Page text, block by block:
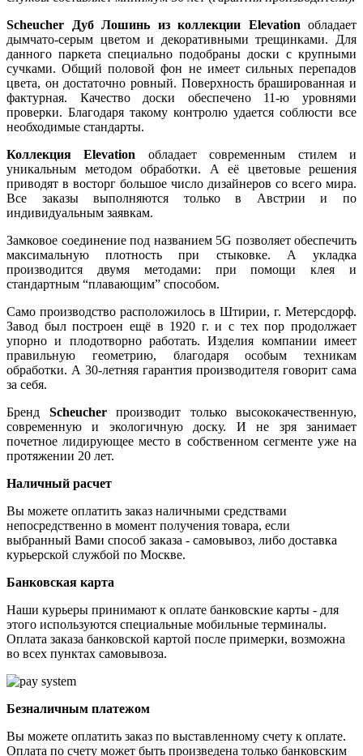
Scheucher Дуб Лошинь из коллекции Elevation обладает
дымчато-серым цветом и декоративными трещинками. Для
данного паркета специально подобраны доски с крупными
сучками. Общий половой фон не имеет сильных перепадов
цвета, он достаточно ровный. Поверхность брашированная и
фактурная. Качество доски обеспечено 11-ю уровнями
проверки. Благодаря такому контролю удается соблюсти все
необходимые стандарты.
Коллекция Elevation обладает современным стилем и
уникальным методом обработки. А её цветовые решения
приводят в восторг большое число дизайнеров со всего мира.
Все заказы выполняются только в Австрии и по
индивидуальным заявкам.
Замковое соединение под названием 5G позволяет обеспечить
максимальную плотность при стыковке. А укладка
производится двумя методами: при помощи клея и
стандартным “плавающим” способом.
Само производство расположилось в Штирии, г. Метерсдорф.
Завод был построен ещё в 1920 г. и с тех пор продолжает
упорно и плодотворно работать. Изделия компании имеет
правильную геометрию, благодаря особым техникам
обработки. А 30-летняя гарантия производителя говорит сама
за себя.
Бренд Scheucherпроизводит только высококачественную,
современную и экологичную доску. И не зря занимает
почетное лидирующее место в собственном сегменте уже на
протяжении 20 лет.
Наличный расчет
Вы можете оплатить заказ наличными средствами
непосредственно в момент получения товара, если
выбранный Вами способ заказа - самовывоз, либо доставка
курьерской службой по Москве.
Банковская карта
Наши курьеры принимают к оплате банковские карты - для
этого используются специальные мобильные терминалы.
Оплата заказа банковской картой после примерки, возможна
во всех пунктах самовывоза.
Безналичным платежом
Вы можете оплатить заказ по выставленному счету к оплате.
Оплата по счету может быть произведена только банковским